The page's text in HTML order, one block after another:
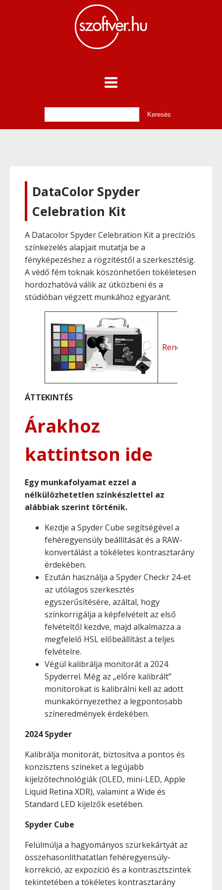
DataColor Spyder
Celebration Kit
A Datacolor Spyder Celebration Kit a precíziós
színkezelés alapjait mutatja be a
fényképezéshez a rögzítéstől a szerkesztésig.
A védő fém toknak köszönhetően tökéletesen
hordozhatóvá válik az útközbeni és a
stúdióban végzett munkához egyaránt.
ÁTTEKINTÉS
Árakhoz
kattintson ide
Egy munkafolyamat ezzel a
nélkülözhetetlen színkészlettel az
alábbiak szerint történik.
Kezdje a Spyder Cube segítségével a
fehéregyensúly beállítását és a RAW-
konvertálást a tökéletes kontrasztarány
érdekében.
Ezután használja a Spyder Checkr 24-et
az utólagos szerkesztés
egyszerűsítésére, azáltal, hogy
színkorrigálja a képfelvételt az első
felvételtől kezdve, majd alkalmazza a
megfelelő HSL előbeállítást a teljes
felvételre.
Végül kalibrálja monitorát a 2024
Spyderrel. Még az „előre kalibrált”
monitorokat is kalibrálni kell az adott
munkakörnyezethez a legpontosabb
színeredmények érdekében.
2024 Spyder
Kalibrálja monitorát, biztosítva a pontos és
konzisztens színeket a legújabb
kijelzőtechnológiák (OLED, mini-LED, Apple
Liquid Retina XDR), valamint a Wide és
Standard LED kijelzők esetében.
Spyder Cube
Felülmúlja a hagyományos szürkekártyát az
összehasonlíthatatlan fehéregyensúly-
korrekció, az expozíció és a kontrasztszintek
tekintetében a tökéletes kontrasztarány